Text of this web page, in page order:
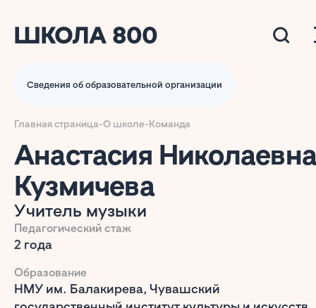
Сведения об образовательной организации
Главная страница-О школе-Команда
Анастасия
Кузмичева
Учитель музыки
Педагогический стаж
2 года
Образование
НМУ им. Балакирева, Чувашский